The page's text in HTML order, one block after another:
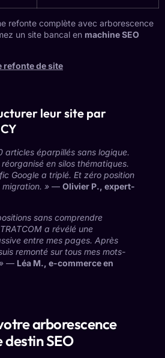
refonte complète avec arborescence
un site bancal en machine SEO
refonte de site
leur site par
articles éparpillés sans logique.
en silos thématiques.
Google a triplé. Et zéro position
» — Olivier P., expert-
sans comprendre
a révélé une
entre mes pages. Après
remonté sur tous mes mots-
— Léa M., e-commerce en
arborescence
SEO